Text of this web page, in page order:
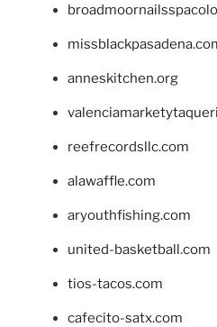
anneskitchen.org
reefrecordsllc.com
alawaffle.com
aryouthfishing.com
united-basketball.com
tios-tacos.com
cafecito-satx.com